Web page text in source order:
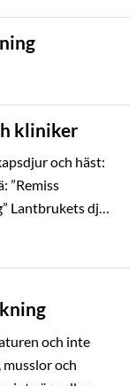
kliniker
och häst:
”Remiss
Lantbrukets djur
och inte
och